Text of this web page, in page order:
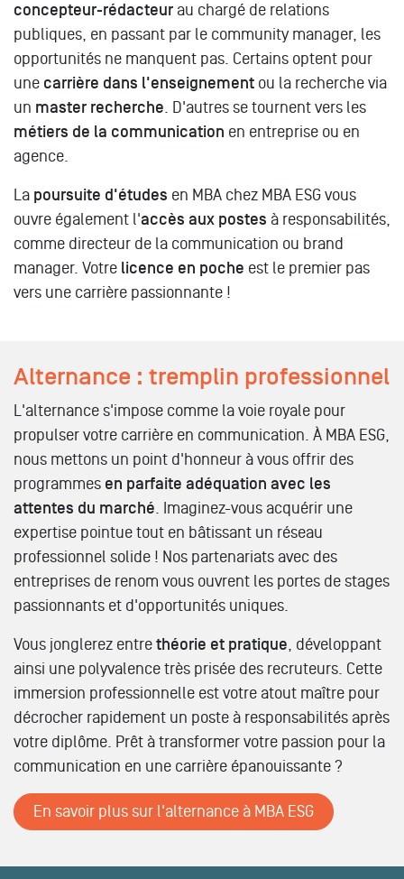
concepteur-rédacteur au chargé de relations
publiques, en passant par le community manager, les
opportunités ne manquent pas. Certains optent pour
une carrière dans l'enseignement ou la recherche via
un master recherche. D'autres se tournent vers les
métiers de la communication en entreprise ou en
agence.
La poursuite d'études en MBA chez MBA ESG vous
ouvre également l'accès aux postes à responsabilités,
comme directeur de la communication ou brand
manager. Votre licence en poche est le premier pas
vers une carrière passionnante !
Alternance : tremplin professionnel
L'alternance s'impose comme la voie royale pour
propulser votre carrière en communication. À MBA ESG,
nous mettons un point d'honneur à vous offrir des
programmes en parfaite adéquation avec les
attentes du marché. Imaginez-vous acquérir une
expertise pointue tout en bâtissant un réseau
professionnel solide ! Nos partenariats avec des
entreprises de renom vous ouvrent les portes de stages
passionnants et d'opportunités uniques.
Vous jonglerez entre théorie et pratique, développant
ainsi une polyvalence très prisée des recruteurs. Cette
immersion professionnelle est votre atout maître pour
décrocher rapidement un poste à responsabilités après
votre diplôme. Prêt à transformer votre passion pour la
communication en une carrière épanouissante ?
En savoir plus sur l'alternance à MBA ESG